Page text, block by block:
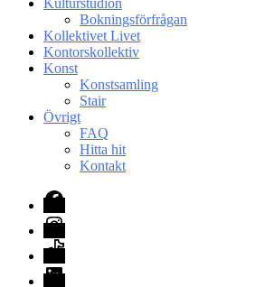
Bokningsförfrågan
Kollektivet Livet
Kontorskollektiv
Konst
Konstsamling
Stair
Övrigt
FAQ
Hitta hit
Kontakt
Facebook
Instagram
TikTok
LinkedIn